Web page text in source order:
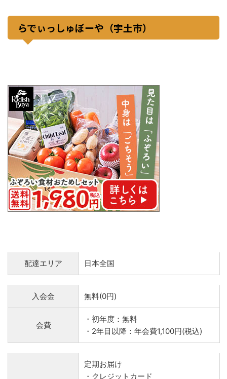
らでぃっしゅぼーや（宇土市）
配達エリア 日本全国
入会金 無料(0円)
会費
・初年度：無料
・2年目以降：年会費1,100円(税込)
定期お届け
・クレジットカード